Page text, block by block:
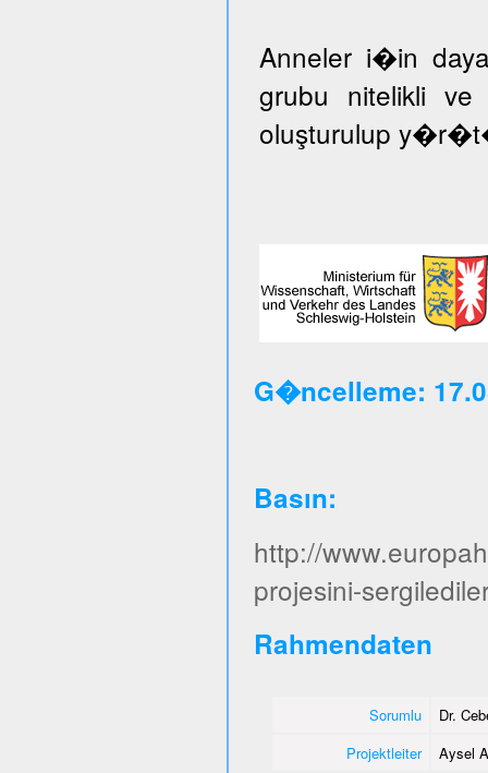
Anneler i�in
grubu nitelikli
oluşturulup
G�ncelleme:
Basın:
http://
projesini-
Rahmendaten
Sorumlu
Dr.
Projektleiter
Aysel